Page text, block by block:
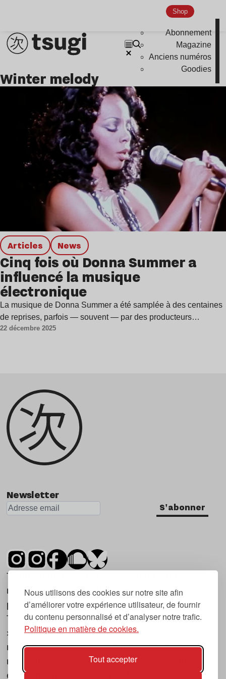
Nous utilisons des cookies sur notre site afin
d’améliorer votre expérience utilisateur, de fournir
du contenu personnalisé et d’analyser notre trafic.
Politique en matière de cookies.
Tout accepter
Shop
Abonnement
Magazine
Anciens numéros
Goodies
winter melody
Articles news
Cinq fois où Donna Summer a
influencé la musique
électronique
La musique de Donna Summer a été samplée à des centaines
de reprises, parfois — souvent — par des producteurs…
22 décembre 2025
Newsletter
S'abonner
Tsugi est un mensuel indépendant sur la
musique et les nouvelles tendances, dont la
première parution date de 2007.
Tsugi en japonais signifie « prochain », « suivant
», ce qui correspond à la thématique du
magazine, à l’affût des nouvelles tendances
musicales, qu’elles viennent de la musique
électronique, du rock ou du hip hop, et des